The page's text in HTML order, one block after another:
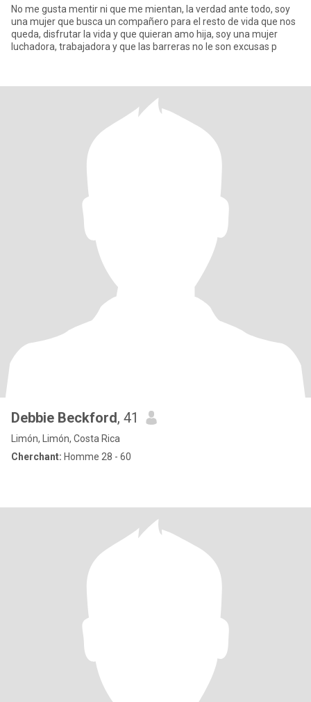
No me gusta mentir ni que me mientan, la verdad ante todo, soy
una mujer que busca un compañero para el resto de vida que nos
queda, disfrutar la vida y que quieran amo hija, soy una mujer
luchadora, trabajadora y que las barreras no le son excusas p
Debbie Beckford, 41
Limón, Limón, Costa Rica
Cherchant: Homme 28 - 60